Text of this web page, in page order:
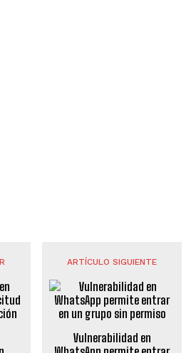
ARTÍCULO SIGUIENTE
Vulnerabilidad en